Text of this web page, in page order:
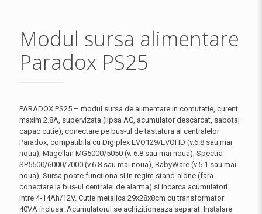
Modul sursa alimentare
Paradox PS25
PARADOX PS25 – modul sursa de alimentare in comutatie, curent
maxim 2.8A, supervizata (lipsa AC, acumulator descarcat, sabotaj
capac cutie), conectare pe bus-ul de tastatura al centralelor
Paradox, compatibila cu Digiplex EVO129/EVOHD (v.6.8 sau mai
noua), Magellan MG5000/5050 (v. 6.8 sau mai noua), Spectra
SP5500/6000/7000 (v.6.8 sau mai noua), BabyWare (v.5.1 sau mai
noua). Sursa poate functiona si in regim stand-alone (fara
conectare la bus-ul centralei de alarma) si incarca acumulatori
intre 4-14Ah/12V. Cutie metalica 29x28x8cm cu transformator
40VA inclusa. Acumulatorul se achizitioneaza separat. Instalare